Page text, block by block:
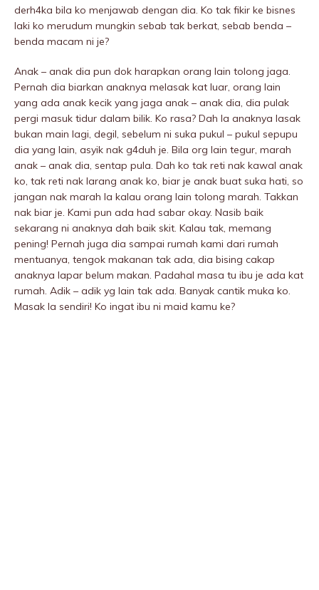
derh4ka bila ko menjawab dengan dia. Ko tak fikir ke bisnes
laki ko merudum mungkin sebab tak berkat, sebab benda –
benda macam ni je?
Anak – anak dia pun dok harapkan orang lain tolong jaga.
Pernah dia biarkan anaknya meIasak kat luar, orang lain
yang ada anak kecik yang jaga anak – anak dia, dia pulak
pergi masuk tidur dalam bilik. Ko rasa? Dah la anaknya lasak
bukan main lagi, degil, sebelum ni suka pukuI – pukuI sepupu
dia yang lain, asyik nak g4duh je. Bila org lain tegur, marah
anak – anak dia, sentap pula. Dah ko tak reti nak kawal anak
ko, tak reti nak larang anak ko, biar je anak buat suka hati, so
jangan nak marah la kalau orang lain tolong marah. Takkan
nak biar je. Kami pun ada had sabar okay. Nasib baik
sekarang ni anaknya dah baik skit. Kalau tak, memang
pening! Pernah juga dia sampai rumah kami dari rumah
mentuanya, tengok makanan tak ada, dia bising cakap
anaknya lapar belum makan. Padahal masa tu ibu je ada kat
rumah. Adik – adik yg lain tak ada. Banyak cantik muka ko.
Masak la sendiri! Ko ingat ibu ni maid kamu ke?